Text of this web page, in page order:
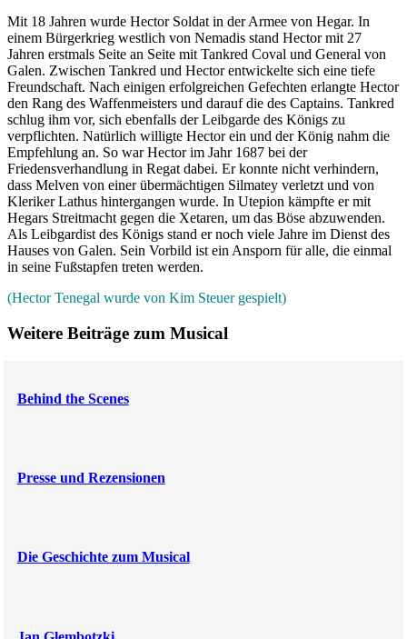
Mit 18 Jahren wurde Hector Soldat in der Armee von Hegar. In
einem Bürgerkrieg westlich von Nemadis stand Hector mit 27
Jahren erstmals Seite an Seite mit Tankred Coval und General von
Galen. Zwischen Tankred und Hector entwickelte sich eine tiefe
Freundschaft. Nach einigen erfolgreichen Gefechten erlangte Hector
den Rang des Waffenmeisters und darauf die des Captains. Tankred
schlug ihm vor, sich ebenfalls der Leibgarde des Königs zu
verpflichten. Natürlich willigte Hector ein und der König nahm die
Empfehlung an. So war Hector im Jahr 1687 bei der
Friedensverhandlung in Regat dabei. Er konnte nicht verhindern,
dass Melven von einer übermächtigen Silmatey verletzt und von
Kleriker Lathus hintergangen wurde. In Utepion kämpfte er mit
Hegars Streitmacht gegen die Xetaren, um das Böse abzuwenden.
Als Leibgardist des Königs stand er noch viele Jahre im Dienst des
Hauses von Galen. Sein Vorbild ist ein Ansporn für alle, die einmal
in seine Fußstapfen treten werden.
(Hector Tenegal wurde von Kim Steuer gespielt)
Weitere Beiträge zum Musical
Behind the Scenes
Presse und Rezensionen
Die Geschichte zum Musical